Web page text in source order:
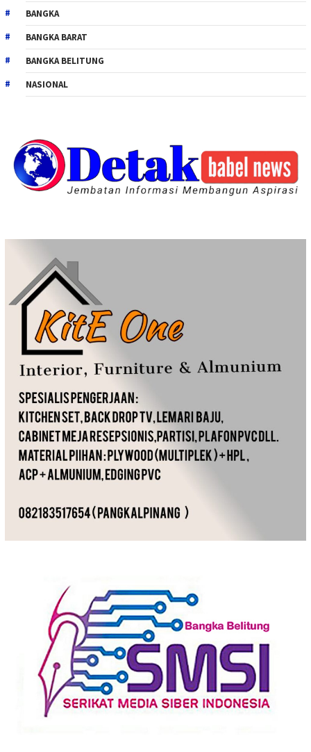
BANGKA
BANGKA BARAT
BANGKA BELITUNG
NASIONAL